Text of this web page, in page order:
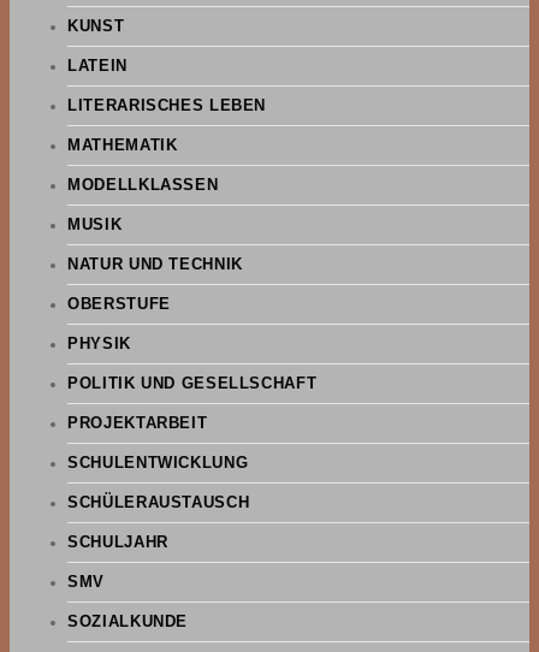
KUNST
LATEIN
LITERARISCHES LEBEN
MATHEMATIK
MODELLKLASSEN
MUSIK
NATUR UND TECHNIK
OBERSTUFE
PHYSIK
POLITIK UND GESELLSCHAFT
PROJEKTARBEIT
SCHULENTWICKLUNG
SCHÜLERAUSTAUSCH
SCHULJAHR
SMV
SOZIALKUNDE